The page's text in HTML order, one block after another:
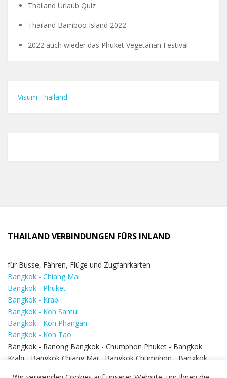
Thailand Urlaub Quiz
Thailand Bamboo Island 2022
2022 auch wieder das Phuket Vegetarian Festival
Visum Thailand
THAILAND VERBINDUNGEN FÜRS INLAND
für Busse, Fähren, Flüge und Zugfahrkarten
Bangkok - Chiang Mai
Bangkok - Phuket
Bangkok - Krabi
Bangkok - Koh Samui
Bangkok - Koh Phangan
Bangkok - Koh Tao
Bangkok - Ranong Bangkok - Chumphon Phuket - Bangkok
Krabi - Bangkok Chiang Mai - Bangkok Chumphon - Bangkok